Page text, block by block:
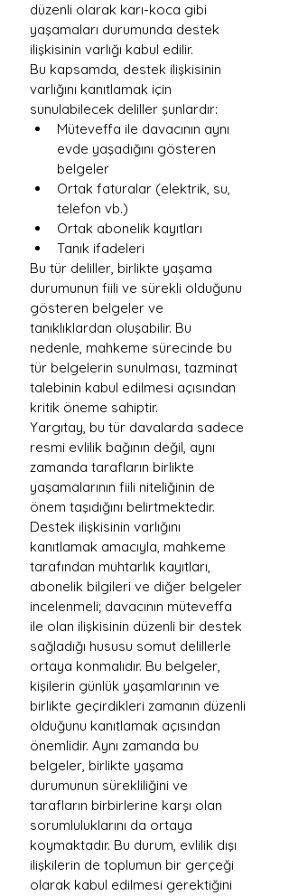
düzenli olarak karı-koca gibi
yaşamaları durumunda destek
ilişkisinin varlığı kabul edilir.
Bu kapsamda, destek ilişkisinin
varlığını kanıtlamak için
sunulabilecek deliller şunlardır:
Müteveffa ile davacının aynı
evde yaşadığını gösteren
belgeler
Ortak faturalar (elektrik, su,
telefon vb.)
Ortak abonelik kayıtları
Tanık ifadeleri
Bu tür deliller, birlikte yaşama
durumunun fiili ve sürekli olduğunu
gösteren belgeler ve
tanıklıklardan oluşabilir. Bu
nedenle, mahkeme sürecinde bu
tür belgelerin sunulması, tazminat
talebinin kabul edilmesi açısından
kritik öneme sahiptir.
Yargıtay, bu tür davalarda sadece
resmi evlilik bağının değil, aynı
zamanda tarafların birlikte
yaşamalarının fiili niteliğinin de
önem taşıdığını belirtmektedir.
Destek ilişkisinin varlığını
kanıtlamak amacıyla, mahkeme
tarafından muhtarlık kayıtları,
abonelik bilgileri ve diğer belgeler
incelenmeli; davacının müteveffa
ile olan ilişkisinin düzenli bir destek
sağladığı hususu somut delillerle
ortaya konmalıdır. Bu belgeler,
kişilerin günlük yaşamlarının ve
birlikte geçirdikleri zamanın düzenli
olduğunu kanıtlamak açısından
önemlidir. Aynı zamanda bu
belgeler, birlikte yaşama
durumunun sürekliliğini ve
tarafların birbirlerine karşı olan
sorumluluklarını da ortaya
koymaktadır. Bu durum, evlilik dışı
ilişkilerin de toplumun bir gerçeği
olarak kabul edilmesi gerektiğini